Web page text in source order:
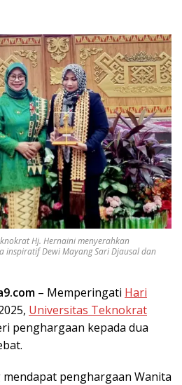
Hj. Hernaini menyerahkan
inspiratif Dewi Mayang Sari Djausal dan
– Memperingati Hari
Universitas Teknokrat
penghargaan kepada dua
penghargaan Wanita